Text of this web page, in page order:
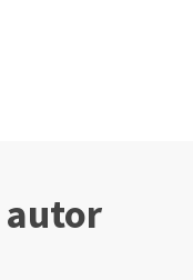
autor